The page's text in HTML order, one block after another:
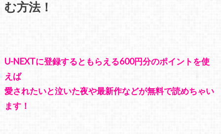
む方法！
U-NEXTに登録するともらえる600円分のポイントを使
えば
愛されたいと泣いた夜や最新作などが無料で読めちゃい
ます！